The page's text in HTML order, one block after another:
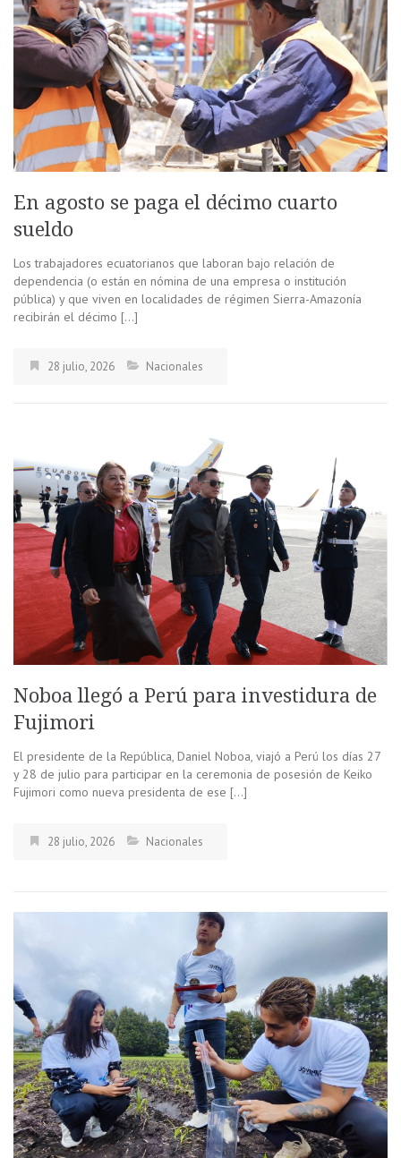
En agosto se paga el décimo cuarto
sueldo
Los trabajadores ecuatorianos que laboran bajo relación de
dependencia (o están en nómina de una empresa o institución
pública) y que viven en localidades de régimen Sierra-Amazonía
recibirán el décimo […]
28 julio, 2026 Nacionales
Noboa llegó a Perú para investidura de
Fujimori
El presidente de la República, Daniel Noboa, viajó a Perú los días 27
y 28 de julio para participar en la ceremonia de posesión de Keiko
Fujimori como nueva presidenta de ese […]
28 julio, 2026 Nacionales